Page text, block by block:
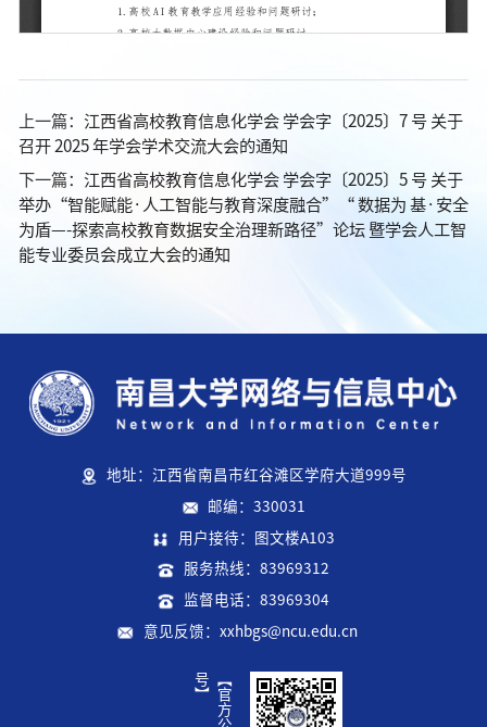
上一篇： 江西省高校教育信息化学会 学会字〔2025〕7 号 关于
召开 2025 年学会学术交流大会的通知
下一篇： 江西省高校教育信息化学会 学会字〔2025〕5 号 关于
举办“智能赋能·人工智能与教育深度融合”“ 数据为 基·安全
为盾—-探索高校教育数据安全治理新路径”论坛 暨学会人工智
能专业委员会成立大会的通知
地址：江西省南昌市红谷滩区学府大道999号
邮编：330031
用户接待：图文楼A103
服务热线：83969312
监督电话：83969304
意见反馈：xxhbgs@ncu.edu.cn
【
官
方
公
众
号
】